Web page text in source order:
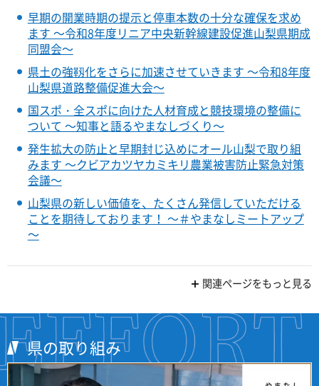
早期の開業時期の提示と停車本数の十分な確保を求め
ます ～令和8年度リニア中央新幹線建設促進山梨県期成
同盟会～
県土の強靱化をさらに加速させていきます ～令和8年度
山梨県道路整備促進大会～
国スポ・全スポに向けた人材育成と競技環境の整備に
ついて ～知事と語るやまなしづくり～
発生拡大の防止と早期封じ込めにオール山梨で取り組
みます ～クビアカツヤカミキリ農業被害防止緊急対策
会議～
山梨県の新しい価値を、たくさん発信していただける
ことを期待しております！ ～＃やまなしミートアップ
～
関連ページをもっと見る
県の取り組み